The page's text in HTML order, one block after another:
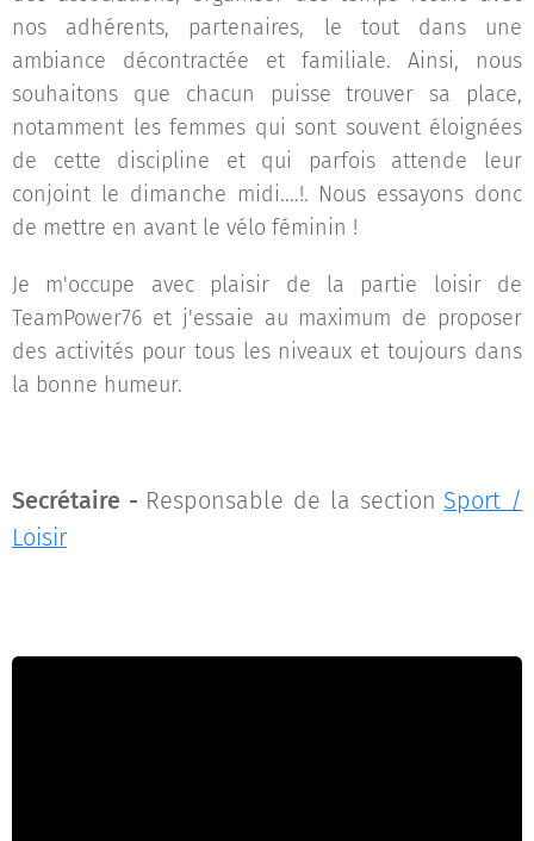
nos adhérents, partenaires, le tout dans une
ambiance décontractée et familiale. Ainsi, nous
souhaitons que chacun puisse trouver sa place,
notamment les femmes qui sont souvent éloignées
de cette discipline et qui parfois attende leur
conjoint le dimanche midi....!. Nous essayons donc
de mettre en avant le vélo féminin !
Je m'occupe avec plaisir de la partie loisir de
TeamPower76 et j'essaie au maximum de proposer
des activités pour tous les niveaux et toujours dans
la bonne humeur.
Secrétaire - Responsable de la section Sport /
Loisir